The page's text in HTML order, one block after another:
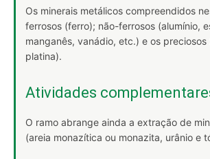
Os minerais metálicos compreendidos
ferrosos (ferro); não-ferrosos (alumínio,
manganês, vanádio, etc.) e os preciosos
platina).
Atividades
O ramo abrange ainda a extração de
(areia monazítica ou monazita, urânio e